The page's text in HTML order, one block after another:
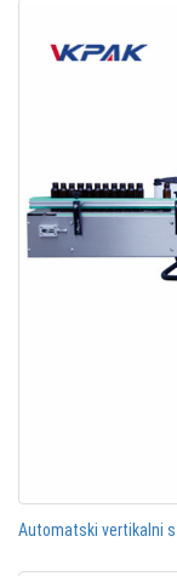
Automatski vertikalni